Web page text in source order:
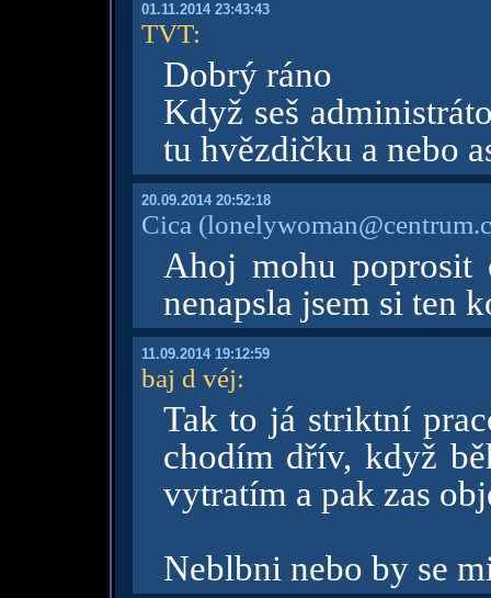
01.11.2014 23:43:43
TVT:
Dobrý ráno
Když seš
tu hvězdičku a nebo
20.09.2014 20:52:18
Cica
Ahoj mohu poprosit
nenapsla jsem si ten
11.09.2014 19:12:59
baj d véj:
Tak to já striktní
chodím dřív, když
vytratím a pak zas
Neblbni nebo by se